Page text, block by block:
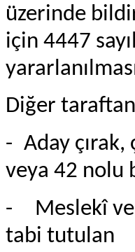
üzerinde
için 4447
Diğer
- Aday
veya 42 nolu
-
Meslekî
tabi tutulan